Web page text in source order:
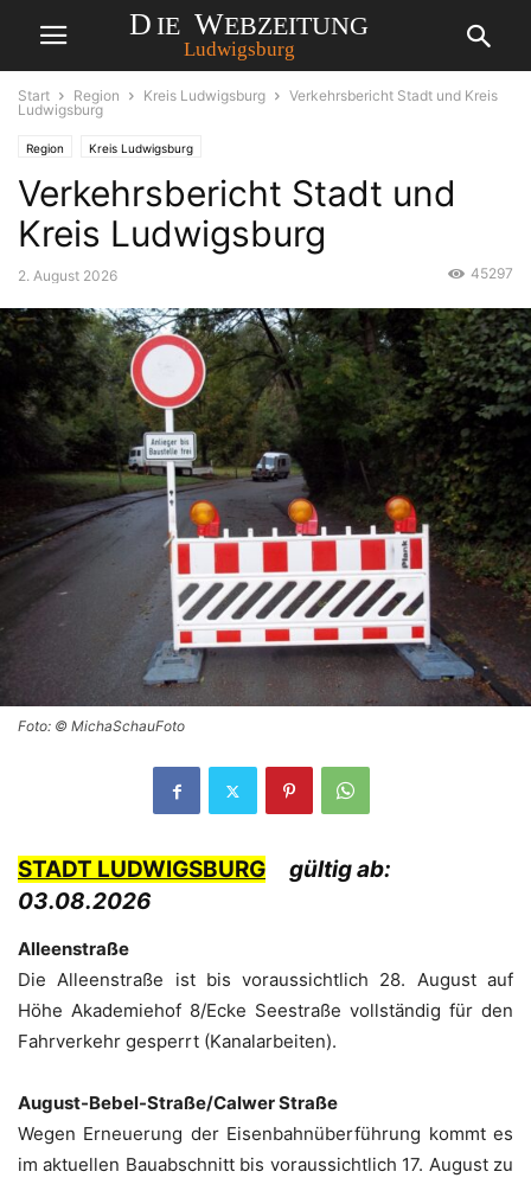
Start Region Kreis Ludwigsburg
Verkehrsbericht Stadt und Kreis
Ludwigsburg
Region Kreis Ludwigsburg
Verkehrsbericht Stadt und
Kreis Ludwigsburg
2. August 2026 45297
Foto: © MichaSchauFoto
STADT LUDWIGSBURG gültig ab:
03.08.2026
Alleenstraße
Die Alleenstraße ist bis voraussichtlich 28. August auf
Höhe Akademiehof 8/Ecke Seestraße vollständig für den
Fahrverkehr gesperrt (Kanalarbeiten).
August-Bebel-Straße/Calwer Straße
Wegen Erneuerung der Eisenbahnüberführung kommt es
im aktuellen Bauabschnitt bis voraussichtlich 17. August zu